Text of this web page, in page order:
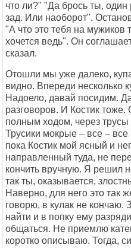
что ли?" "Да брось ты, один
зад. Или наоборот".
"А что это тебя на мужиков
хочется ведь". Он
сказал.
Отошли мы уже далеко,
видно. Впереди несколько
Надоело, давай посидим.
разговоров. И Костик
полным ходом, через трусы
Трусики мокрые – все –
пока Костик мой ясный и
направленный туда, не
кончить вручную. Я решил
так ты, оказывается,
Наверно, для него это так
говорю, в кулак не кончаю.
найти и в попку ему
общаться. Не приемлю
коротко описываю. Тогда,